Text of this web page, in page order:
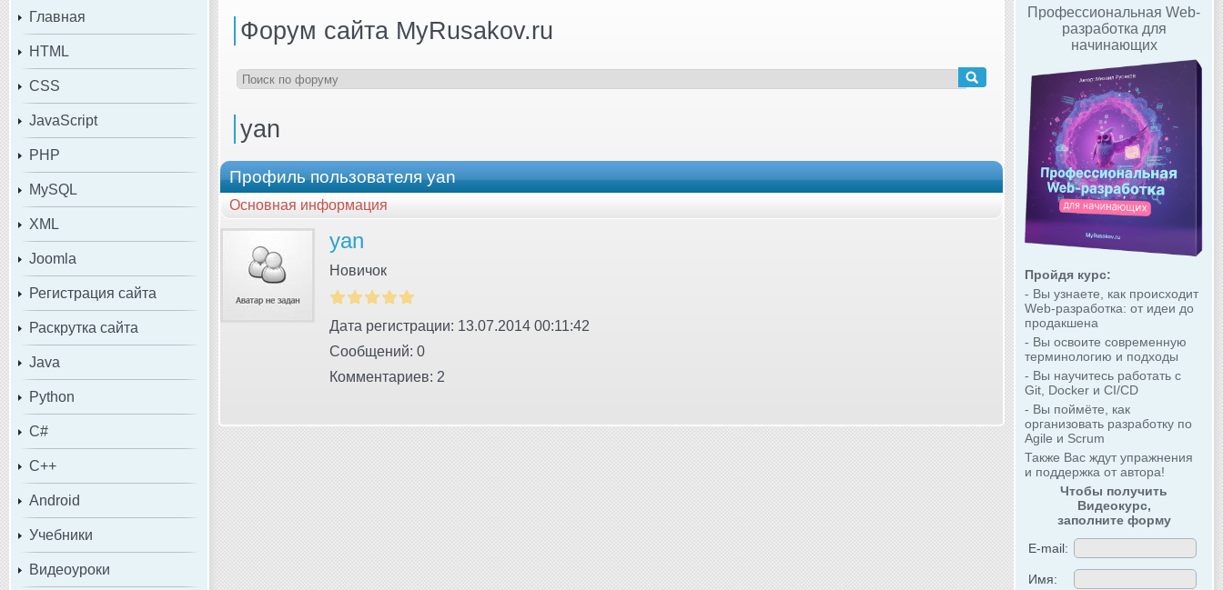
Главная
HTML
CSS
JavaScript
PHP
MySQL
XML
Joomla
Регистрация сайта
Раскрутка сайта
Java
Python
C#
C++
Android
Учебники
Видеоуроки
Профессиональная Web-
разработка для
начинающих
Пройдя курс:
- Вы узнаете, как происходит
Web-разработка: от идеи до
продакшена
- Вы освоите современную
терминологию и подходы
- Вы научитесь работать с
Git, Docker и CI/CD
- Вы поймёте, как
организовать разработку по
Agile и Scrum
Также Вас ждут упражнения
и поддержка от автора!
Чтобы получить
Видеокурс,
заполните форму
E-mail:
Имя:
Форум сайта MyRusakov.ru
yan
Профиль пользователя yan
Основная информация
yan
Новичок
Дата регистрации: 13.07.2014 00:11:42
Сообщений: 0
Комментариев: 2